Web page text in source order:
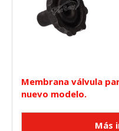
Membrana válvula
nuevo modelo.